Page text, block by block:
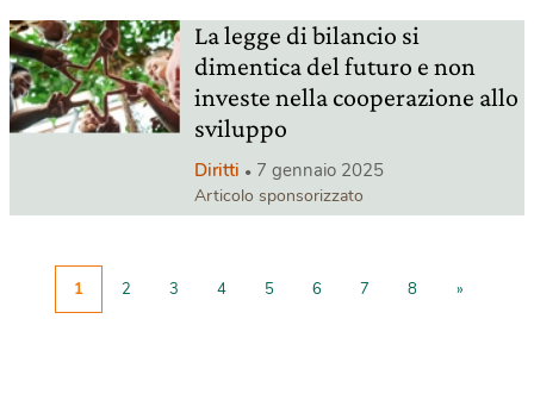
La legge di bilancio si
dimentica del futuro e non
investe nella cooperazione allo
sviluppo
Diritti 7 gennaio 2025
Articolo sponsorizzato
1 2 3 4 5 6 7 8 »